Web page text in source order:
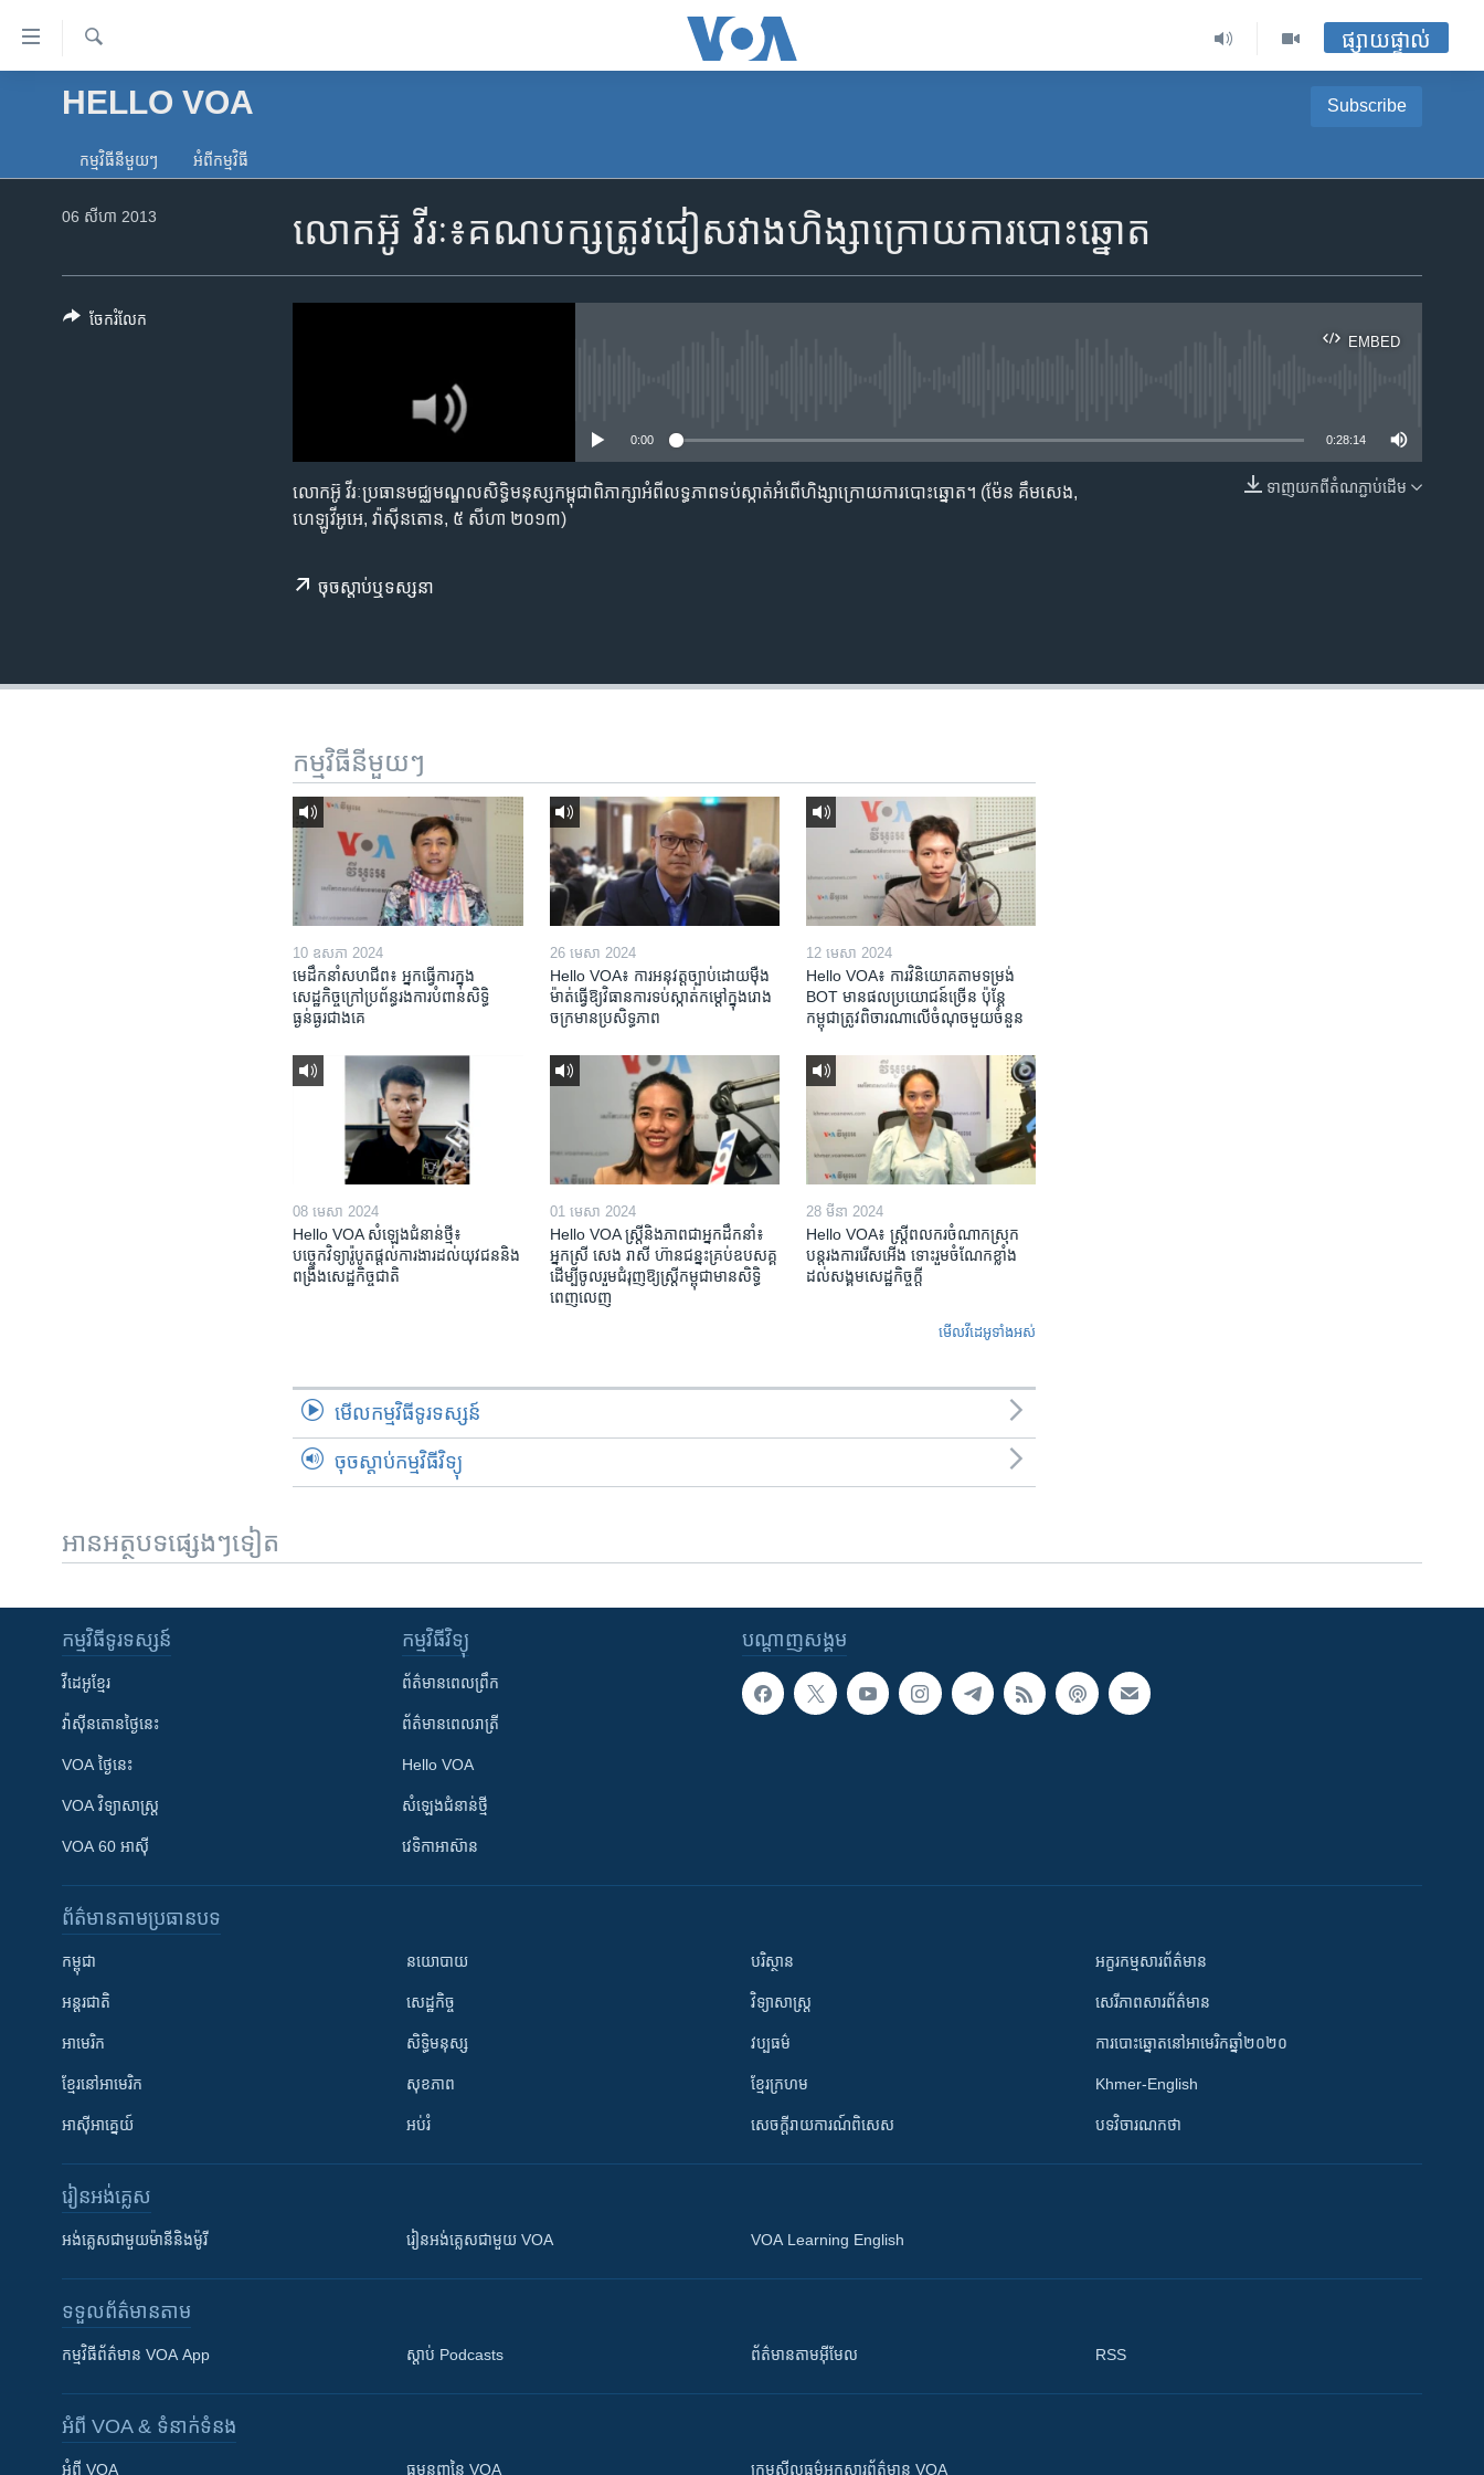
ទៅ​
គេហទំព័រ​
ទាក់ទង
និង​
ទំព័រ​
អាមេរិក
រក
ផ្សាយផ្ទាល់
HELLO VOA Subscribe
Apple Podcasts
កម្មវិធី​នីមួយៗ អំពី​កម្មវិធី​
លោក​អ៊ូ វីរៈ៖​គណបក្ស​ត្រូវ​​​​ជៀសវាង​ហិង្សា​ក្រោយ​ការ​បោះឆ្នោត
06 សីហា 2013
EMBED
EMBED
0:00 0:28:14
ទាញ​យក​ពី​តំណភ្ជាប់​ដើម
លោក​អ៊ូ វីរៈ​​ប្រធាន​មជ្ឈមណ្ឌល​សិទ្ធិ​មនុស្ស​កម្ពុជា​ពិភាក្សា​អំពី​លទ្ធភាព​ទប់ស្កាត់​អំពើ​ហិង្សា​ក្រោយ​ការ​បោះឆ្នោត។ ​(ម៉ែន គឹមសេង,​
ហេឡូវីអូអេ, ​វ៉ាស៊ីនតោន,​ ៥​ សីហា ​​២០១៣)
ចុច​​ស្តាប់​ឬ​ទស្សនា
ចែករំលែក
កម្មវិធី​នីមួយៗ
10 ឧសភា 2024
មេដឹកនាំសហជីព៖ អ្នកធ្វើការក្នុង
សេដ្ឋកិច្ចក្រៅប្រព័ន្ធរងការបំពានសិទ្ធិ
ធ្ងន់ធ្ងរជាងគេ
26 មេសា 2024
Hello VOA៖ ការអនុវត្ត​ច្បាប់​ដោយ​ម៉ឺង
ម៉ាត់​ធ្វើ​ឱ្យ​វិធានការ​ទប់ស្កាត់​កម្តៅ​ក្នុង​រោង
ចក្រ​មាន​ប្រសិទ្ធភាព​​
12 មេសា 2024
Hello VOA៖ ការ​វិនិយោគ​តាម​ទម្រង់ ​
BOT​ មាន​ផល​ប្រយោជន៍​ច្រើន ប៉ុន្តែ​
កម្ពុជា​ត្រូវ​ពិចារណា​លើ​ចំណុច​មួយ​ចំនួន
08 មេសា 2024
Hello VOA សំឡេង​ជំនាន់​ថ្មី៖
បច្ចេកវិទ្យា​រ៉ូបូត​ផ្តល់​ការងារ​ដល់​យុវជននិង​
ពង្រឹង​​សេដ្ឋកិច្ច​ជាតិ​​​​​​
01 មេសា 2024
Hello VOA ស្ត្រីនិងភាពជាអ្នកដឹកនាំ៖
អ្នកស្រី សេង រាសី ហ៊ានជន្នះគ្រប់ឧបសគ្គ
ដើម្បីចូលរួមជំរុញឱ្យស្រ្តីកម្ពុជាមានសិទ្ធិ
ពេញលេញ
28 មីនា 2024
Hello VOA៖ ស្រ្តីពលករចំណាកស្រុក
បន្តរងការរើសអើង ទោះរួមចំណែកខ្លាំង
ដល់សង្គមសេដ្ឋកិច្ចក្តី
មើល​វីដេអូ​ទាំង​អស់
មើល​កម្មវិធី​ទូរទស្សន៍
ចុចស្តាប់កម្មវិធីវិទ្យុ
អានអត្ថបទផ្សេងៗទៀត
បណ្តាញ​សង្គម
កម្មវិធី​ទូរទស្សន៍
វីដេអូ​ខ្មែរ
វ៉ាស៊ីនតោន​ថ្ងៃ​នេះ
VOA ថ្ងៃនេះ
VOA ​វិទ្យាសាស្ត្រ
VOA 60 អាស៊ី
កម្មវិធី​វិទ្យុ
ព័ត៌មាន​ពេល​ព្រឹក
ព័ត៌មាន​​ពេល​រាត្រី
Hello VOA
សំឡេង​ជំនាន់​ថ្មី
វេទិកា​អាស៊ាន
ព័ត៌មាន​តាមប្រធានបទ​
កម្ពុជា
អន្តរជាតិ
អាមេរិក
ខ្មែរ​នៅអាមេរិក
អាស៊ីអាគ្នេយ៍
នយោបាយ
សេដ្ឋកិច្ច
សិទ្ធិមនុស្ស
សុខភាព
អប់រំ
បរិស្ថាន
វិទ្យាសាស្រ្ត
វប្បធម៌
ខ្មែរក្រហម
សេចក្តីរាយការណ៍ពិសេស
អក្ខរកម្មសារព័ត៌មាន
សេរីភាពសារព័ត៌មាន
ការបោះឆ្នោតនៅអាមេរិកឆ្នាំ២០២០
Khmer-English
បទវិចារណកថា
រៀន​​អង់គ្លេស
អង់គ្លេស​ជាមួយ​ម៉ានី​និង​ម៉ូរី រៀន​​​​​​អង់គ្លេស​​ជាមួយ VOA VOA Learning English
ទទួល​ព័ត៌មាន​តាម
កម្មវិធី​ព័ត៌មាន VOA App ស្តាប់ Podcasts ព័ត៌មាន​តាម​អ៊ីមែល RSS
អំពី​ VOA & ទំនាក់ទំនង
អំពី​ VOA ធម្មនុញ្ញ​នៃ VOA ក្រម​​​សីលធម៌​​​អ្នក​​​សារព័ត៌មាន VOA